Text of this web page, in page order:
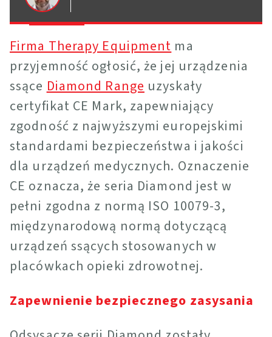
Firma Therapy Equipment ma
przyjemność ogłosić, że jej urządzenia
ssące Diamond Range uzyskały
certyfikat CE Mark, zapewniający
zgodność z najwyższymi europejskimi
standardami bezpieczeństwa i jakości
dla urządzeń medycznych. Oznaczenie
CE oznacza, że seria Diamond jest w
pełni zgodna z normą ISO 10079-3,
międzynarodową normą dotyczącą
urządzeń ssących stosowanych w
placówkach opieki zdrowotnej.
Zapewnienie bezpiecznego zasysania